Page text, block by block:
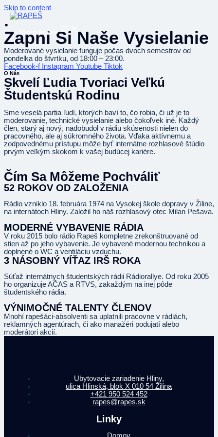
Skip to content
Main Menu
.
Zapni Si Naše Vysielanie
Moderované vysielanie funguje počas dvoch semestrov od
pondelka do štvrtku, od 18:00 – 23:00.
Facebook-f Instagram Youtube Tiktok
O Nás
Skvelí Ľudia Tvoriaci Veľkú
Študentskú Rodinu
Sme veselá partia ľudí, ktorých baví to, čo robia, či už je to
moderovanie, technické vysielanie alebo čokoľvek iné. Každý
člen, starý aj nový, nadobudol v rádiu skúsenosti nielen do
pracovného, ale aj súkromného života. Vďaka aktívnemu a
zodpovednému prístupu môže byť internátne rozhlasové štúdio
prvým veľkým skokom k vašej budúcej kariére.
Čím Sa Môžeme Pochváliť
52 ROKOV OD ZALOŽENIA
Rádio vzniklo 18. februára 1974 na Vysokej škole dopravy v Žiline,
na internátoch Hliny. Založil ho náš rozhlasový otec Milan Pešava.
MODERNÉ VYBAVENIE RÁDIA
V roku 2015 bolo rádio Rapeš kompletne zrekonštruované od
stien až po jeho vybavenie. Je vybavené modernou technikou a
doplnené o WC a ventiláciu vzduchu.
3 NÁSOBNÝ VÍŤAZ IRŠ ROKA
Súťaž internátnych študentských rádii Rádiorallye. Od roku 2005
ho organizuje AČAS a RTVS, zakaždým na inej pôde
študentského rádia.
VÝNIMOČNÉ TALENTY ČLENOV
Mnohí rapešáci-absolventi sa uplatnili pracovne v rádiách,
reklamných agentúrach, či ako manažéri podujatí alebo
moderátori akcií.
Ubytovacie zariadenie Hliny,
ulica Hlinská, blok X 010 54 Žilina
+421 950 524 452
rapes@rapes.sk
Linky